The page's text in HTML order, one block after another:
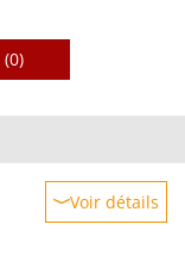
(0)
Voir détails